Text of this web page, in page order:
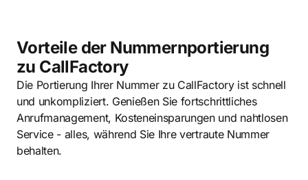
Vorteile der Nummernportierung
zu CallFactory
Die Portierung Ihrer Nummer zu CallFactory ist schnell
und unkompliziert. Genießen Sie fortschrittliches
Anrufmanagement, Kosteneinsparungen und nahtlosen
Service - alles, während Sie Ihre vertraute Nummer
behalten.